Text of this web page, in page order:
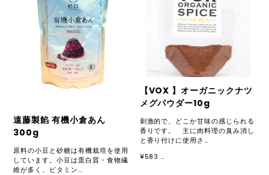
遠藤製餡 有機小倉あん
300g
原料の小豆と砂糖は有機栽培を使用
しています。小豆は蛋白質・食物繊
維が多く、ビタミン…
【VOX 】オーガニックナツ
メグパウダー10g
刺激的で、どこか甘味の感じられる
香りです。 主に肉料理の臭み消し
と香り付けに使用さ…
¥583 …